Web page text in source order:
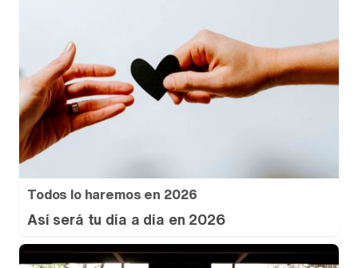
Todos lo haremos en 2026
Así será tu día a día en 2026